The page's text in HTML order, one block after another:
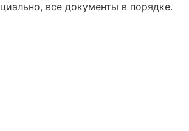
все документы в порядке.